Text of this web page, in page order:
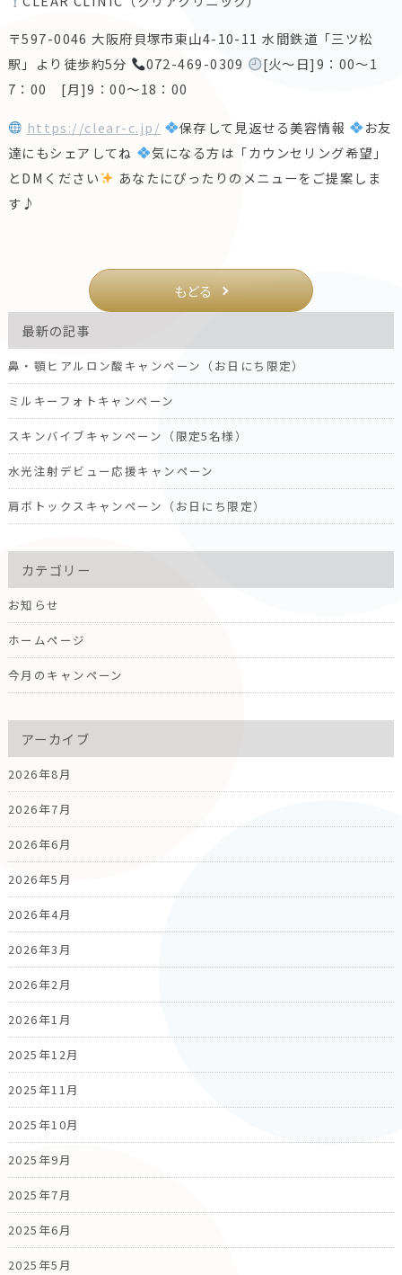
〒597-0046 大阪府貝塚市東山4-10-11 水間鉄道「三ツ松
駅」より徒歩約5分
072-469-0309
[火～日]9：00～1
7：00 [月]9：00～18：00
https://clear-c.jp/ 保存して見返せる美容情報
お友
達にもシェアしてね
気になる方は「カウンセリング希望」
とDMください
あなたにぴったりのメニューをご提案しま
す♪
もどる
最新の記事
鼻・顎ヒアルロン酸キャンペーン（お日にち限定）
ミルキーフォトキャンペーン
スキンバイブキャンペーン（限定5名様）
水光注射デビュー応援キャンペーン
肩ボトックスキャンペーン（お日にち限定）
カテゴリー
お知らせ
ホームページ
今月のキャンペーン
アーカイブ
2026年8月
2026年7月
2026年6月
2026年5月
2026年4月
2026年3月
2026年2月
2026年1月
2025年12月
2025年11月
2025年10月
2025年9月
2025年7月
2025年6月
2025年5月